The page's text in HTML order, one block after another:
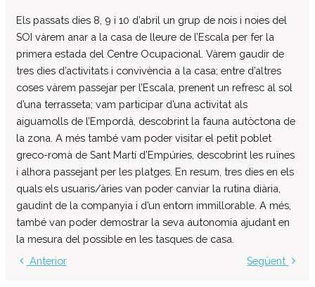
Informe auditoria comptes anuals
Contractes establerts amb l’administració
publica
Convenis subscrits amb l’administració
pública
Subvencions i ajudes públiques
concedides
Associació de Famílies
Retribucions percebudes pels màxims
responsables de l’entitat
Serveis a persones
Formació
Els passats dies 8, 9 i 10 d’abril un grup de nois i noies del
SOI vàrem anar a la casa de lleure de l’Escala per fer la
primera estada del Centre Ocupacional. Vàrem gaudir de
tres dies d’activitats i convivència a la casa; entre d’altres
coses vàrem passejar per l’Escala, prenent un refresc al sol
d’una terrasseta; vam participar d’una activitat als
aiguamolls de l’Empordà, descobrint la fauna autòctona de
la zona. A més també vam poder visitar el petit poblet
greco-romà de Sant Martí d’Empúries, descobrint les ruïnes
i alhora passejant per les platges. En resum, tres dies en els
quals els usuaris/àries van poder canviar la rutina diària,
gaudint de la companyia i d’un entorn immillorable. A més,
també van poder demostrar la seva autonomia ajudant en
la mesura del possible en les tasques de casa.
Anterior
Següent